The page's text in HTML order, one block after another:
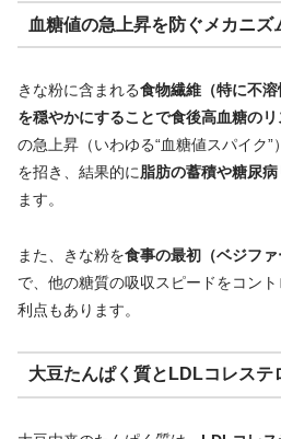
血糖値の急上昇を防ぐメカニズ
きな粉に含まれる食物繊維（特に不
を穏やかにすることで食後高血糖の
の急上昇（いわゆる“血糖値スパイク
を招き、結果的に脂肪の蓄積や糖尿
ます。
また、きな粉を食事の最初（ベジフ
で、他の糖質の吸収スピードをコン
利点もあります。
大豆たんぱく質とLDLコレステ